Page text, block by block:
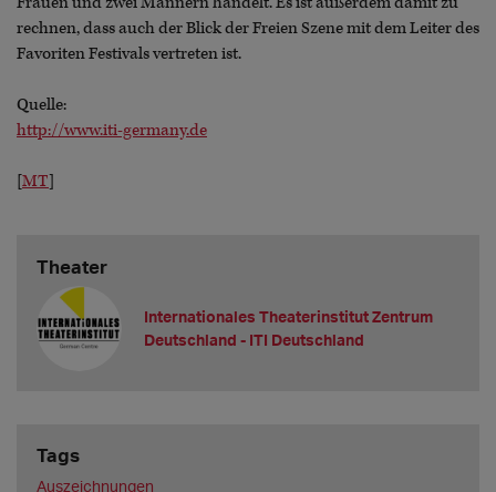
rechnen, dass auch der Blick der Freien Szene mit dem Leiter des
Favoriten Festivals vertreten ist.
Quelle:
http://www.iti-germany.de
[MT]
Theater
Internationales Theaterinstitut Zentrum
Deutschland - ITI Deutschland
Tags
Auszeichnungen